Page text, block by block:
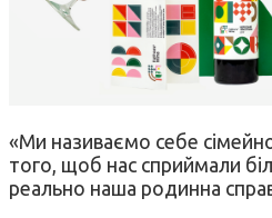
«Ми називаємо себе
того, щоб нас сприймали
реально наша родинна